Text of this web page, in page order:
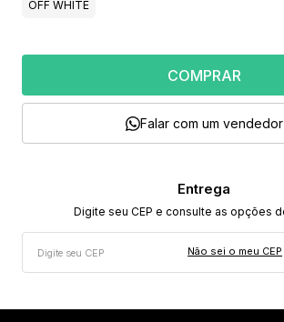
OFF WHITE
COMPRAR
Falar com um vendedor
Não sei o meu CEP